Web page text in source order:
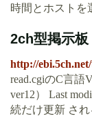
時間とホストを
2ch型掲示板
http://
read.cgiのC言語
ver12） Last
続だけ更新 さ